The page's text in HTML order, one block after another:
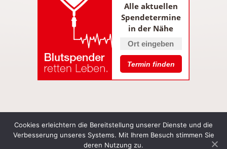
Alle aktuellen
Spendetermine
in der Nähe
Gemeinde Deilingen
Ortsplan | Kontakt
Cookies erleichtern die Bereitstellung unserer Dienste und die
Verbesserung unseres Systems. Mit Ihrem Besuch stimmen Sie
deren Nutzung zu.